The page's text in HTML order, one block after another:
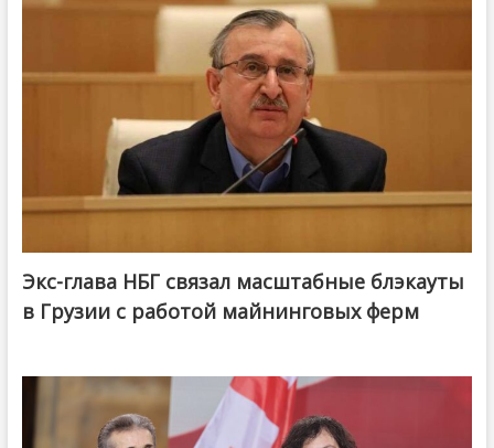
Экс-глава НБГ связал масштабные блэкауты
в Грузии с работой майнинговых ферм